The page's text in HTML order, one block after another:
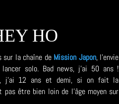
HO
la chaîne de Mission Japon, l'envie
solo. Bad news, j'ai 50 ans !
j'ai 12 ans et demi, si on fait la
pas être bien loin de l'âge moyen sur